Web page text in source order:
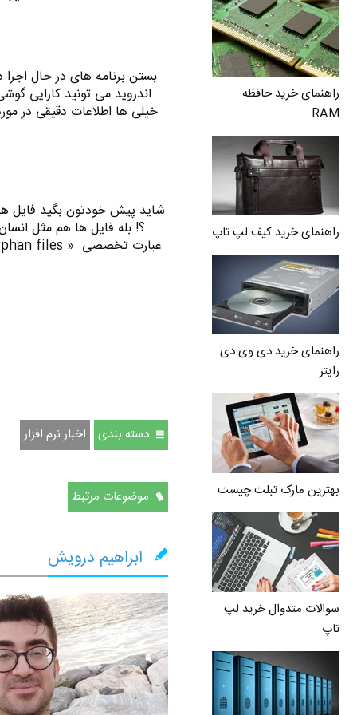
راهنمای خرید حافظه
RAM
راهنمای خرید کیف لپ تاپ
راهنمای خرید دی وی دی
رایتر
بهترین مارک تبلت چیست
سوالات متدوال خرید لپ
تاپ
بستن برنامه های در حال اجرا
اندروید می تونید کارایی
خیلی ها اطلاعات دقیقی در
شاید پیش خودتون بگید فایل
؟! بله فایل ها هم مثل
دسته بندی اخبار نرم افزار
موضوعات مرتبط
ابراهیم درویش